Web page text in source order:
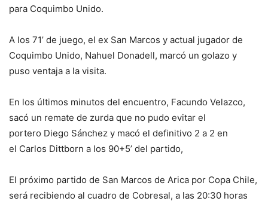
para Coquimbo Unido.
A los 71’ de juego, el ex San Marcos y actual jugador de
Coquimbo Unido, Nahuel Donadell, marcó un golazo y
puso ventaja a la visita.
En los últimos minutos del encuentro, Facundo Velazco,
sacó un remate de zurda que no pudo evitar el
portero Diego Sánchez y macó el definitivo 2 a 2 en
el Carlos Dittborn a los 90+5’ del partido,
El próximo partido de San Marcos de Arica por Copa Chile,
será recibiendo al cuadro de Cobresal, a las 20:30 horas